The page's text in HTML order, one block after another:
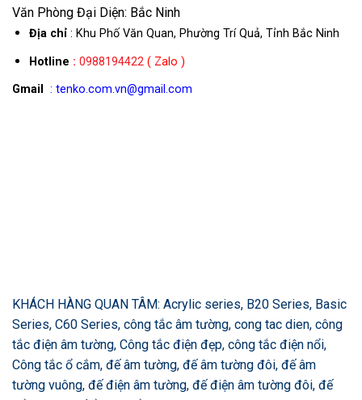
Văn Phòng Đại Diện: Bắc Ninh
Địa chỉ: Khu Phố Văn Quan, Phường Trí Quả, Tỉnh Bắc Ninh
Hotline : 0988194422( Zalo )
Gmail : tenko.com.vn@gmail.com
KHÁCH HÀNG QUAN TÂM: Acrylic series, B20 Series, Basic
Series, C60 Series, công tắc âm tường, cong tac dien, công
tắc điện âm tường, Công tắc điện đẹp, công tắc điện nổi,
Công tắc ổ cắm, đế âm tường, đế âm tường đôi, đế âm
tường vuông, đế điện âm tường, đế điện âm tường đôi, đế